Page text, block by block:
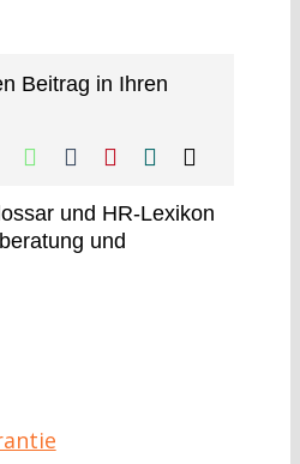
Beitrag in Ihren
und HR-Lexikon
und